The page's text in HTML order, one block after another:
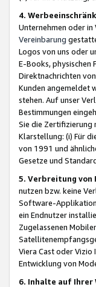
4.
Unternehmen oder
Vereinbarung
Logos von uns oder
E-Books, physischen
Direktnachrichten
Kunden angemeldet
stehen. Auf unser
Bestimmungen
Sie die Zertifizierung
Klarstellung: (i) Für
von 1991 und
Gesetze und
5. Verbreitung von
nutzen bzw. keine
Software-
ein Endnutzer
Zugelassenen
Viera Cast oder
Entwicklung von
6. Inhalte auf Ihrer